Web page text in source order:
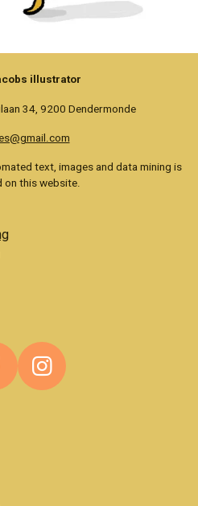
illustrator
34, 9200 Dendermonde
text, images and data mining is
on this website.
I